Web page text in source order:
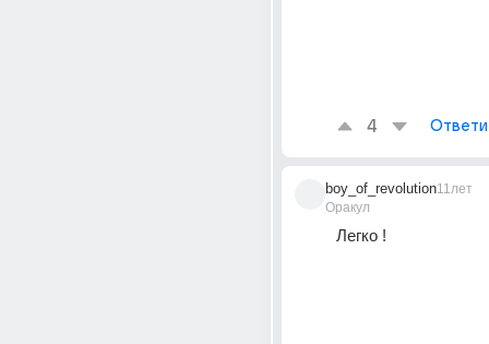
4
boy_of_revolution
Оракул
11лет
Легко !